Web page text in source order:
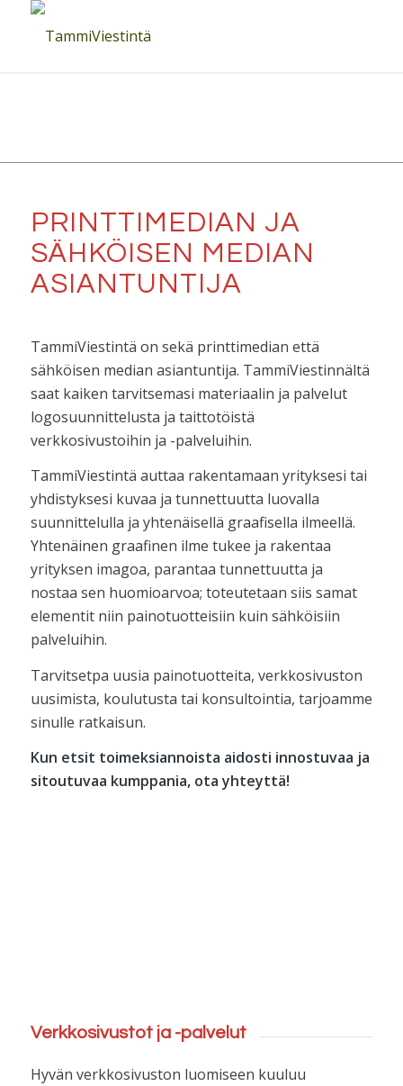
PRINTTIMEDIAN JA
SÄHKÖISEN MEDIAN
ASIANTUNTIJA
TammiViestintä on sekä printtimedian että
sähköisen median asiantuntija. TammiViestinnältä
saat kaiken tarvitsemasi materiaalin ja palvelut
logosuunnittelusta ja taittotöistä
verkkosivustoihin ja -palveluihin.
TammiViestintä auttaa rakentamaan yrityksesi tai
yhdistyksesi kuvaa ja tunnettuutta luovalla
suunnittelulla ja yhtenäisellä graafisella ilmeellä.
Yhtenäinen graafinen ilme tukee ja rakentaa
yrityksen imagoa, parantaa tunnettuutta ja
nostaa sen huomioarvoa; toteutetaan siis samat
elementit niin painotuotteisiin kuin sähköisiin
palveluihin.
Tarvitsetpa uusia painotuotteita, verkkosivuston
uusimista, koulutusta tai konsultointia, tarjoamme
sinulle ratkaisun.
Kun etsit toimeksiannoista aidosti innostuvaa ja
sitoutuvaa kumppania, ota yhteyttä!
Verkkosivustot ja -palvelut
Hyvän verkkosivuston luomiseen kuuluu